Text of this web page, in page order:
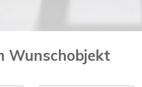
Wunschobjekt